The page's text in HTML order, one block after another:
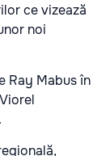
ce vizează
noi
Ray Mabus în